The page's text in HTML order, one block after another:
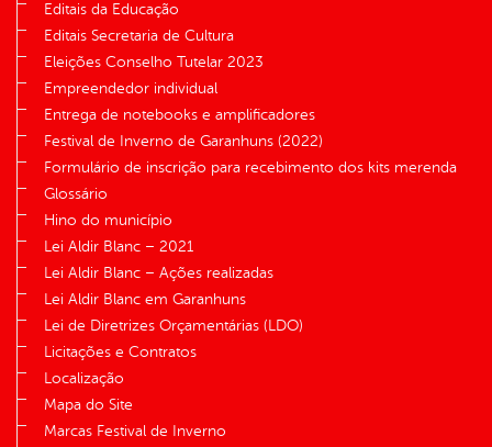
Editais da Educação
Editais Secretaria de Cultura
Eleições Conselho Tutelar 2023
Empreendedor individual
Entrega de notebooks e amplificadores
Festival de Inverno de Garanhuns (2022)
Formulário de inscrição para recebimento dos kits merenda
Glossário
Hino do município
Lei Aldir Blanc – 2021
Lei Aldir Blanc – Ações realizadas
Lei Aldir Blanc em Garanhuns
Lei de Diretrizes Orçamentárias (LDO)
Licitações e Contratos
Localização
Mapa do Site
Marcas Festival de Inverno